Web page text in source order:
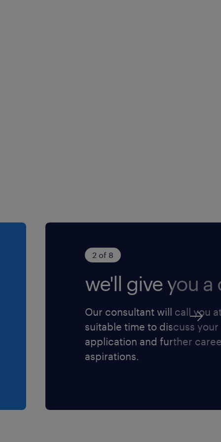
2 of 8
we'll give you a
Our consultant will call you
suitable time to discuss your
application and further
aspirations.